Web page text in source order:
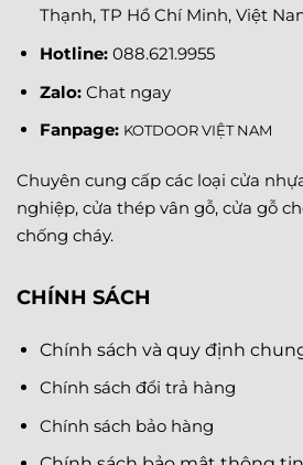
Thạnh, TP Hồ Chí Minh, Việt
Hotline: 088.621.9955
Zalo: Chat ngay
Fanpage: KOTDOOR VIỆT NAM
Chuyên cung cấp các loại cửa
nghiệp, cửa thép vân gỗ, cửa gỗ
chống cháy.
CHÍNH SÁCH
Chính sách và quy định
Chính sách đổi trả hàng
Chính sách bảo hàng